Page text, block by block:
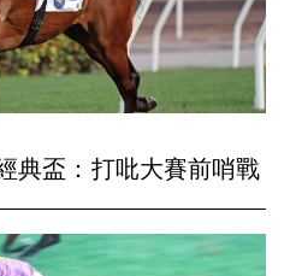
典盃：打吡大賽前哨戰